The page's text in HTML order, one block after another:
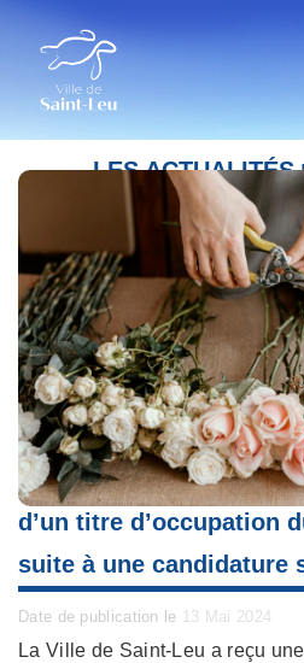
LES ACTUALITÉS
Avis de publicité
d’un titre d’occupation
suite à une candidature
Date de publication le Posted
13 Mai 2024
La Ville de Saint-Leu a reçu